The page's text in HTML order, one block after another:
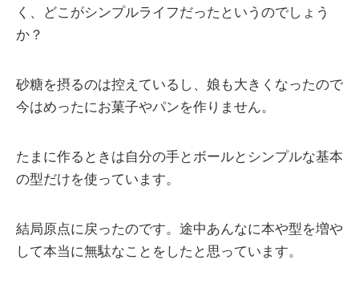
く、どこがシンプルライフだったというのでしょう
か？
砂糖を摂るのは控えているし、娘も大きくなったので
今はめったにお菓子やパンを作りません。
たまに作るときは自分の手とボールとシンプルな基本
の型だけを使っています。
結局原点に戻ったのです。途中あんなに本や型を増や
して本当に無駄なことをしたと思っています。